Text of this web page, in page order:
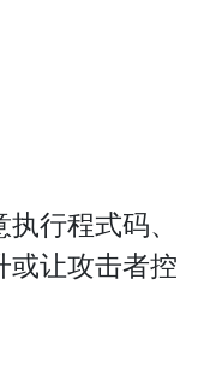
行程式码、
或让攻击者控